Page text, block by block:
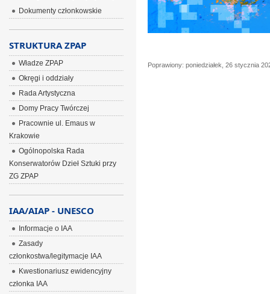
Poprawiony: poniedziałek, 26 stycznia
Dokumenty członkowskie
STRUKTURA ZPAP
Władze ZPAP
Okręgi i oddziały
Rada Artystyczna
Domy Pracy Twórczej
Pracownie ul. Emaus w
Krakowie
Ogólnopolska Rada
Konserwatorów Dzieł Sztuki przy
ZG ZPAP
IAA/AIAP - UNESCO
Informacje o IAA
Zasady
członkostwa/legitymacje IAA
Kwestionariusz ewidencyjny
członka IAA